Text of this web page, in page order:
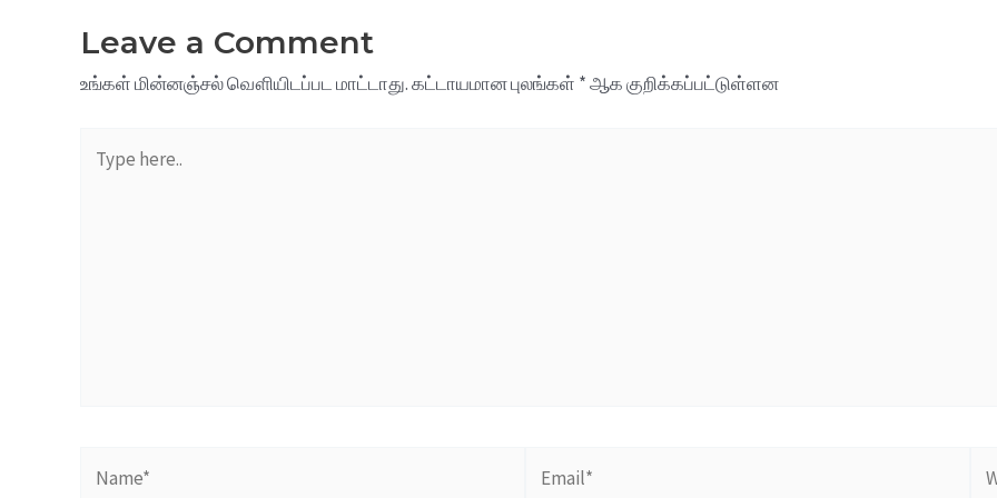
Leave a Comment
உங்கள் மின்னஞ்சல் வௌியிடப்பட மாட்டாது.கட்டாயமான புலங்கள் *ஆக குறிக்கப்பட்டுள்ளன
here..